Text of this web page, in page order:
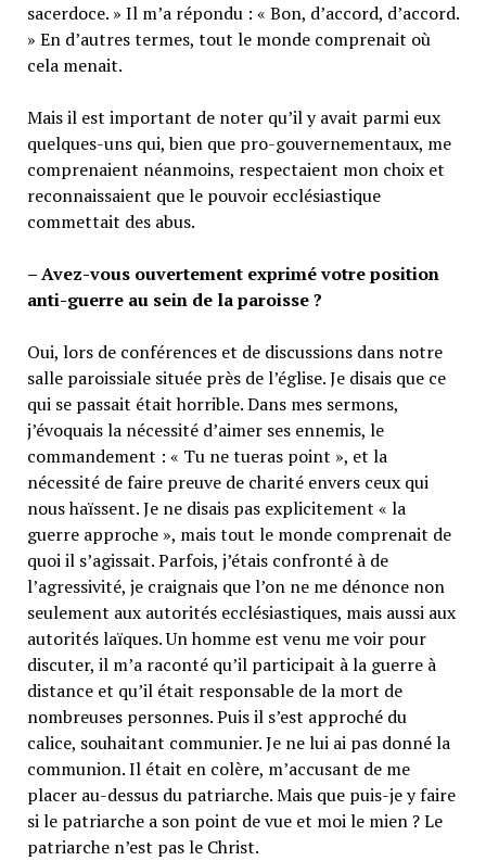
sacerdoce. » Il m’a répondu : « Bon, d’accord, d’accord.
» En d’autres termes, tout le monde comprenait où
cela menait.
Mais il est important de noter qu’il y avait parmi eux
quelques-uns qui, bien que pro-gouvernementaux, me
comprenaient néanmoins, respectaient mon choix et
reconnaissaient que le pouvoir ecclésiastique
commettait des abus.
– Avez-vous ouvertement exprimé votre position
anti-guerre au sein de la paroisse ?
Oui, lors de conférences et de discussions dans notre
salle paroissiale située près de l’église. Je disais que ce
qui se passait était horrible. Dans mes sermons,
j’évoquais la nécessité d’aimer ses ennemis, le
commandement : « Tu ne tueras point », et la
nécessité de faire preuve de charité envers ceux qui
nous haïssent. Je ne disais pas explicitement « la
guerre approche », mais tout le monde comprenait de
quoi il s’agissait. Parfois, j’étais confronté à de
l’agressivité, je craignais que l’on ne me dénonce non
seulement aux autorités ecclésiastiques, mais aussi aux
autorités laïques. Un homme est venu me voir pour
discuter, il m’a raconté qu’il participait à la guerre à
distance et qu’il était responsable de la mort de
nombreuses personnes. Puis il s’est approché du
calice, souhaitant communier. Je ne lui ai pas donné la
communion. Il était en colère, m’accusant de me
placer au-dessus du patriarche. Mais que puis-je y faire
si le patriarche a son point de vue et moi le mien ? Le
patriarche n’est pas le Christ.